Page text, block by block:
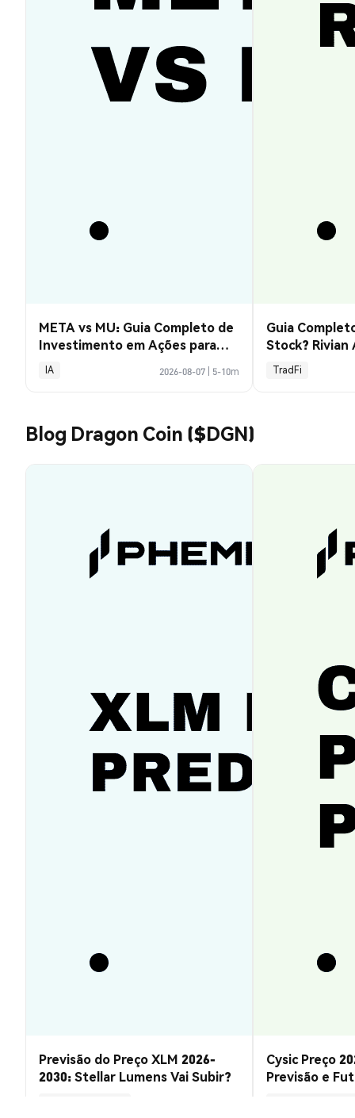
META vs MU: Guia Completo de
Investimento em Ações para
2026
IA 2026-08-07 5-10m
Guia
Stock?
Explicado
TradFi
Blog Dragon Coin ($DGN)
Previsão do Preço XLM 2026-
2030: Stellar Lumens Vai Subir?
Cysic Preço
Previsão e